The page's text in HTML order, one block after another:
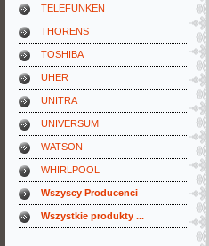
TELEFUNKEN
THORENS
TOSHIBA
UHER
UNITRA
UNIVERSUM
WATSON
WHIRLPOOL
Wszyscy Producenci
Wszystkie produkty ...